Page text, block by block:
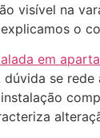
visível na
o
se